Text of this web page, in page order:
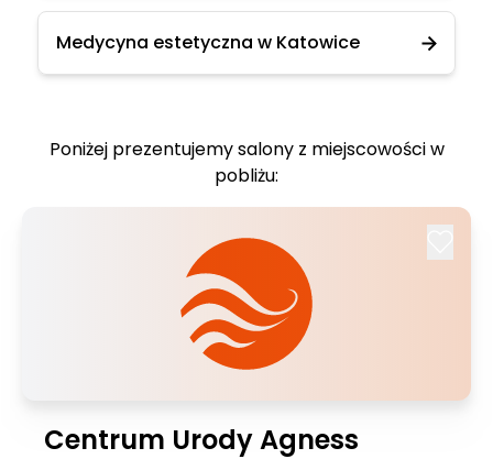
Medycyna estetyczna w Katowice
Poniżej prezentujemy salony z miejscowości w
pobliżu:
Centrum Urody Agness